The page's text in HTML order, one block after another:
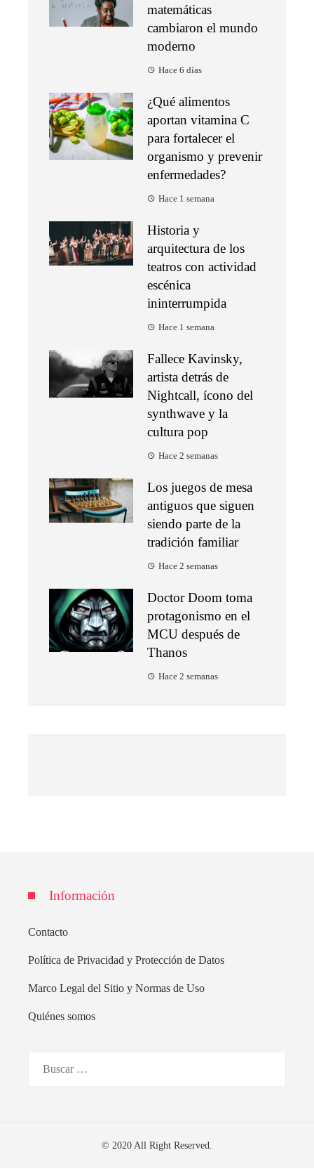
matemáticas
cambiaron el mundo
moderno
Hace 6 días
¿Qué alimentos
aportan vitamina C
para fortalecer el
organismo y prevenir
enfermedades?
Hace 1 semana
Historia y
arquitectura de los
teatros con actividad
escénica
ininterrumpida
Hace 1 semana
Fallece Kavinsky,
artista detrás de
Nightcall, ícono del
synthwave y la
cultura pop
Hace 2 semanas
Los juegos de mesa
antiguos que siguen
siendo parte de la
tradición familiar
Hace 2 semanas
Doctor Doom toma
protagonismo en el
MCU después de
Thanos
Hace 2 semanas
Información
Contacto
Política de Privacidad y Protección de Datos
Marco Legal del Sitio y Normas de Uso
Quiénes somos
© 2020 All Right Reserved.